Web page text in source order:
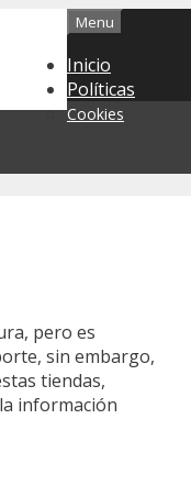
Menu
Inicio
Políticas
Cookies
pero es
sin embargo,
tiendas,
información